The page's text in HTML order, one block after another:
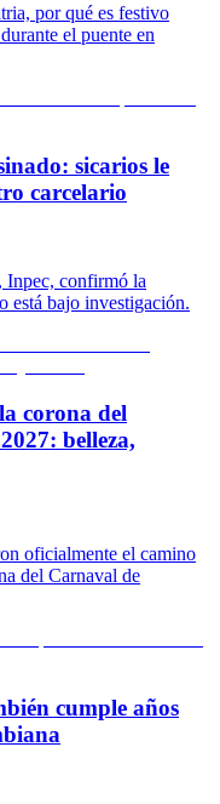
por qué es festivo
el puente en
sicarios le
carcelario
Inpec, confirmó la
está bajo investigación.
corona del
belleza,
oficialmente el camino
del Carnaval de
cumple años